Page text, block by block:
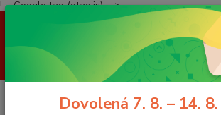
!-- Google tag (gtag.js) -->
Vážení zákazníci, ve dnech 7. 8. – 14. 8. 2026
tomto období nebudeme odesílat žádné zásilky.
termínu objednáte zboží v minimální hodnotě 1
od nás dárek v hodnotě 350 Kč pro Vašeho
pochopení a přejeme krásné léto!
CZK
(Po-Pá, 8-16 hod.)Dovolená 7. 8. – 14.